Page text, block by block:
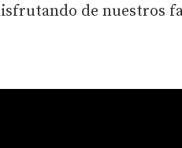
de nuestros